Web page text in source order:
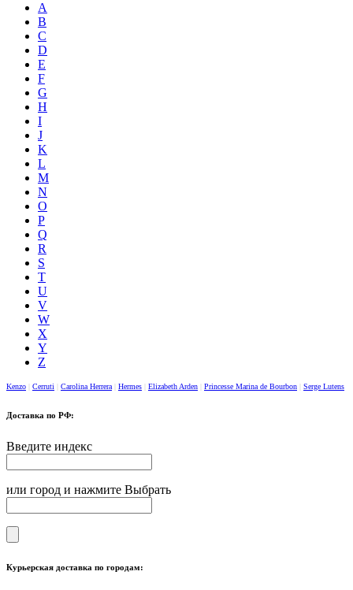
A
B
C
D
E
F
G
H
I
J
K
L
M
N
O
P
Q
R
S
T
U
V
W
X
Y
Z
Kenzo Cerruti Carolina Herrera Hermes Elizabeth Arden Princesse Marina de Bourbon Serge Lutens
Доставка по РФ:
Введите индекс
или город и нажмите Выбрать
Курьерская доставка по городам: